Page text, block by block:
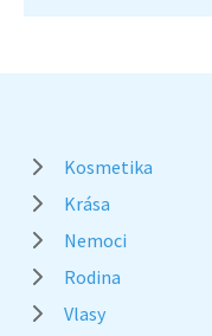
Kosmetika
Krása
Nemoci
Rodina
Vlasy